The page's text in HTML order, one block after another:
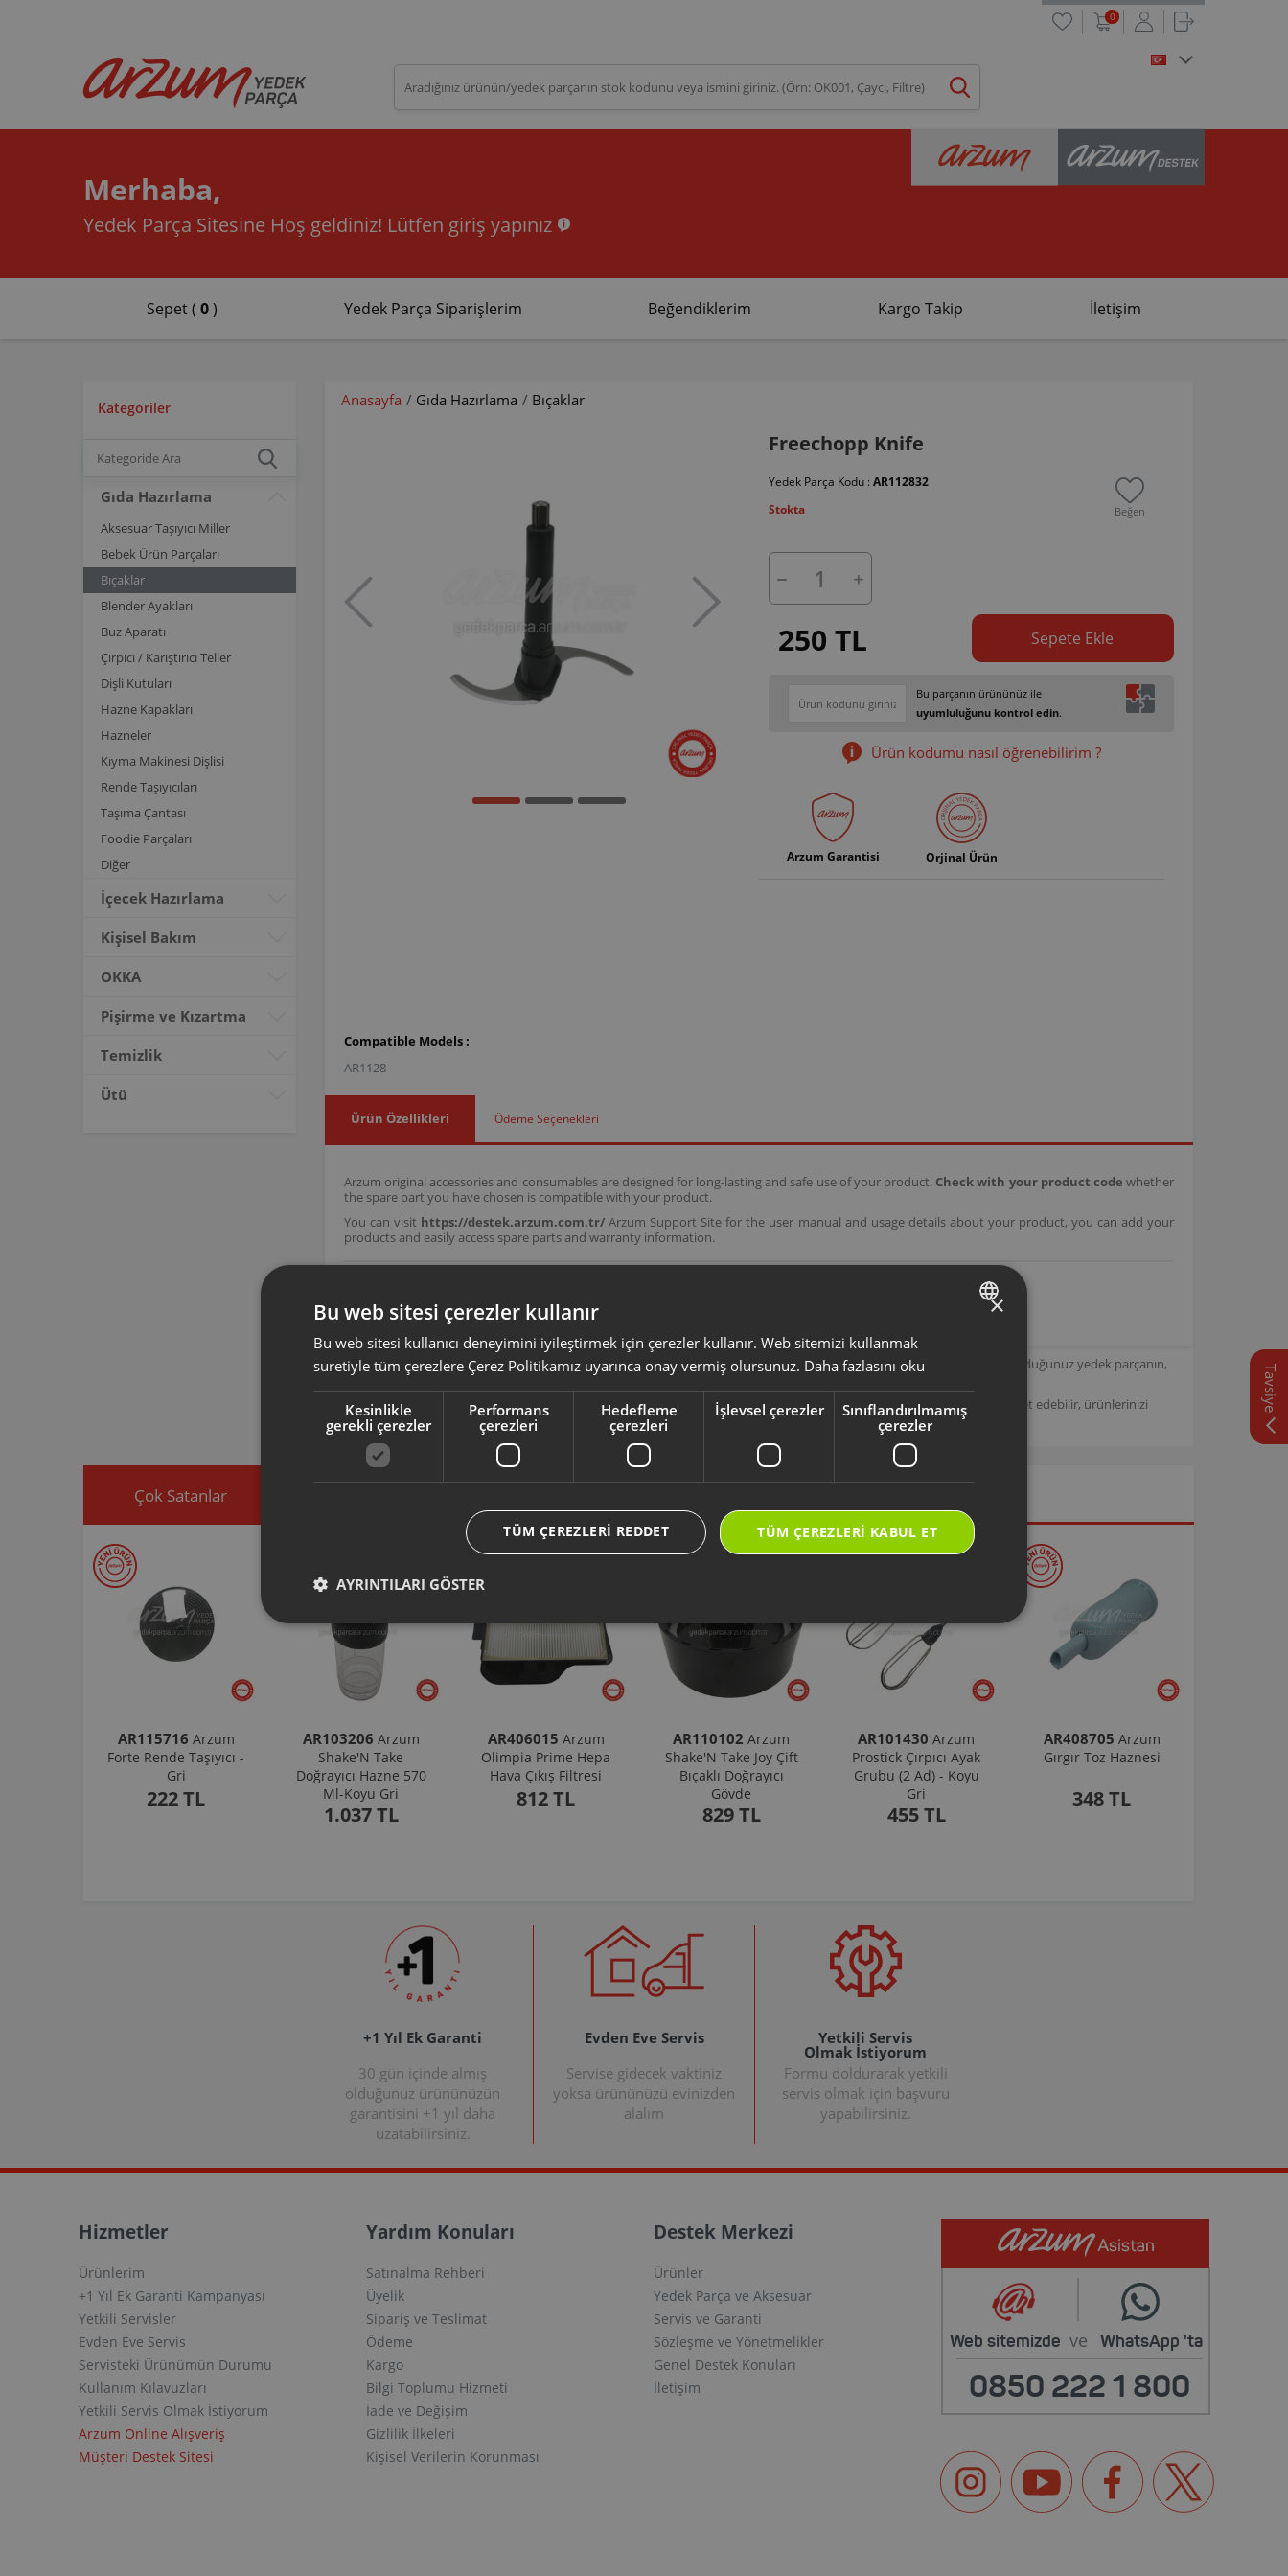
0
Merhaba,
Yedek Parça Sitesine Hoş geldiniz! Lütfen giriş yapınız
Sepet ( 0) Yedek Parça Siparişlerim Beğendiklerim Kargo Takip İletişim
Kategoriler
Gıda Hazırlama
Aksesuar Taşıyıcı Miller
Bebek Ürün Parçaları
Bıçaklar
Blender Ayakları
Buz Aparatı
Çırpıcı / Karıştırıcı Teller
Dişli Kutuları
Hazne Kapakları
Hazneler
Kıyma Makinesi Dişlisi
Rende Taşıyıcıları
Taşıma Çantası
Foodie Parçaları
Diğer
İçecek Hazırlama
Kişisel Bakım
OKKA
Pişirme ve Kızartma
Temizlik
Ütü
Anasayfa / Gıda Hazırlama / Bıçaklar
Freechopp Knife
Yedek Parça Kodu : AR112832
Stokta
Beğen
250 TL Sepete Ekle
Bu parçanın ürününüz ile
uyumluluğunu kontrol edin.
Ürün kodumu nasıl öğrenebilirim ?
Arzum Garantisi Orjinal Ürün
Compatible Models :
AR1128
Ürün Özellikleri Ödeme Seçenekleri
Arzum original accessories and consumables are designed for long-lasting and safe use of your product. Check with your product code whether
the spare part you have chosen is compatible with your product.
You can visit https://destek.arzum.com.tr/ Arzum Support Site for the user manual and usage details about your product, you can add your
products and easily access spare parts and warranty information.
AR1128 ARZUM FREECHOPP CHARGER CHOPPING WITH GLASS HOPPER
Arzum orijinal aksesuar ve sarf malzemeleri, ürününüzü uzun ömürlü ve güvenle kullanmanız için tasarlanmıştır. Seçmiş olduğunuz yedek parçanın,
ürününüz için uyumlu olup olmadığını,
ürün kodunuz aracılığı ile kontrol ediniz.
Ürününüz ile ilgili kullanım kılavuzu ve kullanım detayları için
https://destek.arzum.com.tr/ Arzum Destek Sitemizi ziyaret edebilir, ürünlerinizi
ekleyip, yedek parça ve garanti bilgilerine kolayca erişebilirsiniz.
Çok Satanlar
AR115716 Arzum
Forte Rende Taşıyıcı -
Gri
222 TL
AR103206 Arzum
Shake'N Take
Doğrayıcı Hazne 570
Ml-Koyu Gri
1.037 TL
AR406015 Arzum
Olimpia Prime Hepa
Hava Çıkış Filtresi
812 TL
AR110102 Arzum
Shake'N Take Joy Çift
Bıçaklı Doğrayıcı
Gövde
829 TL
AR101430 Arzum
Prostick Çırpıcı Ayak
Grubu (2 Ad) - Koyu
Gri
455 TL
AR408705 Arzum
Gırgır Toz Haznesi
348 TL
+1 Yıl Ek Garanti
30 gün içinde almış
olduğunuz ürününüzün
garantisini +1 yıl daha
uzatabilirsiniz.
Evden Eve Servis
Servise gidecek vaktiniz
yoksa ürününüzü evinizden
alalım
Yetkili Servis
Olmak İstiyorum
Formu doldurarak yetkili
servis olmak için başvuru
yapabilirsiniz.
Hizmetler
Ürünlerim
+1 Yıl Ek Garanti Kampanyası
Yetkili Servisler
Evden Eve Servis
Servisteki Ürünümün Durumu
Kullanım Kılavuzları
Yetkili Servis Olmak İstiyorum
Arzum Online Alışveriş
Müşteri Destek Sitesi
Yardım Konuları
Satınalma Rehberi
Üyelik
Sipariş ve Teslimat
Ödeme
Kargo
Bilgi Toplumu Hizmeti
İade ve Değişim
Gizlilik İlkeleri
Kişisel Verilerin Korunması
Destek Merkezi
Ürünler
Yedek Parça ve Aksesuar
Servis ve Garanti
Sözleşme ve Yönetmelikler
Genel Destek Konuları
İletişim
Web sitemizde ve WhatsApp 'ta
0850 222 1 800
Tavsiye
×
Bu web sitesi çerezler kullanır
Bu web sitesi kullanıcı deneyimini iyileştirmek için çerezler kullanır. Web sitemizi kullanmak
suretiyle tüm çerezlere Çerez Politikamız uyarınca onay vermiş olursunuz. Daha fazlasını oku
Kesinlikle
gerekli çerezler
Performans
çerezleri
Hedefleme
çerezleri
İşlevsel çerezler
Sınıflandırılmamış
çerezler
TÜM ÇEREZLERI KABUL ET
TÜM ÇEREZLERI REDDET
AYRINTILARI GÖSTER